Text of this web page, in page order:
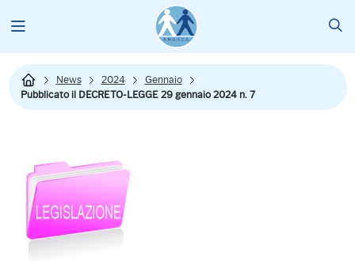
News 2024
Gennaio
Pubblicato il DECRETO-LEGGE 29 gennaio 2024 n. 7